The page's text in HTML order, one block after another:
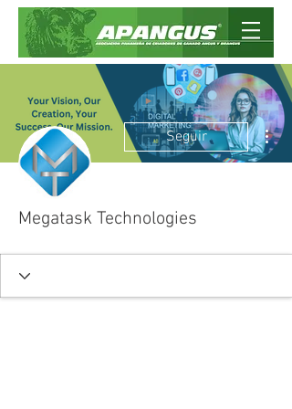
Seguir
Megatask Technologies